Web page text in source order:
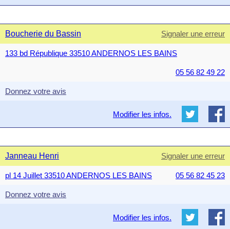
Boucherie du Bassin Signaler une erreur
133 bd République 33510 ANDERNOS LES BAINS
05 56 82 49 22
Donnez votre avis
Modifier les infos.
Janneau Henri Signaler une erreur
pl 14 Juillet 33510 ANDERNOS LES BAINS 05 56 82 45 23
Donnez votre avis
Modifier les infos.